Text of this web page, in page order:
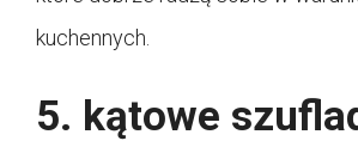
kuchennych.
5. kątowe